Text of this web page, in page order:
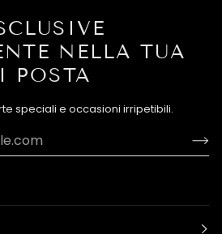
NELLA TUA
POSTA
speciali e occasioni irripetibili.